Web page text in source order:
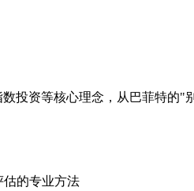
投资等核心理念，从巴菲特的
估的专业方法